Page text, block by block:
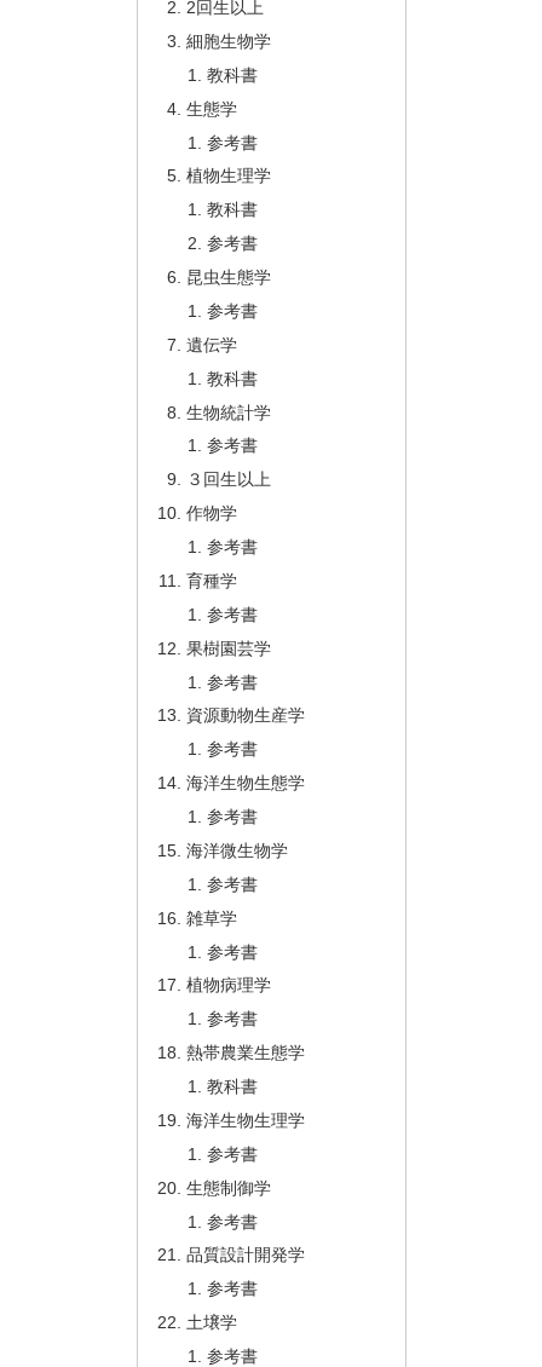
2回生以上
細胞生物学
教科書
生態学
参考書
植物生理学
教科書
参考書
昆虫生態学
参考書
遺伝学
教科書
生物統計学
参考書
３回生以上
作物学
参考書
育種学
参考書
果樹園芸学
参考書
資源動物生産学
参考書
海洋生物生態学
参考書
海洋微生物学
参考書
雑草学
参考書
植物病理学
参考書
熱帯農業生態学
教科書
海洋生物生理学
参考書
生態制御学
参考書
品質設計開発学
参考書
土壌学
参考書